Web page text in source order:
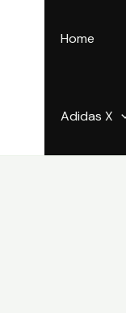
Home
Adidas X